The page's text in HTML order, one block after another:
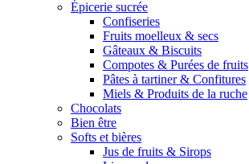
Épicerie sucrée
Confiseries
Fruits moelleux & secs
Gâteaux & Biscuits
Compotes & Purées de fruits
Pâtes à tartiner & Confitures
Miels & Produits de la ruche
Chocolats
Bien être
Softs et bières
Jus de fruits & Sirops